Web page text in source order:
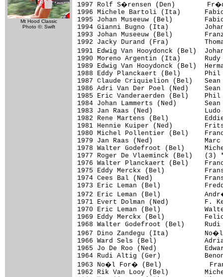
Mt Hood Classic
Photo ©: Swift
1997 Rolf S�rensen (Den)
1996 Michele Bartoli (Ita)
1995 Johan Museeuw (Bel)
1994 Gianni Bugno (Ita)
1993 Johan Museeuw (Bel)
1992 Jacky Durand (Fra)
1991 Edwig Van Hooydonck (Bel)
1990 Moreno Argentin (Ita)
1989 Edwig Van Hooydonck (Bel)
1988 Eddy Planckaert (Bel)
1987 Claude Criquielion (Bel)
1986 Adri Van Der Poel (Ned)
1985 Eric Vanderaerden (Bel)
1984 Johan Lammerts (Ned)
1983 Jan Raas (Ned)
1982 Rene Martens (Bel)
1981 Hennie Kuiper (Ned)
1980 Michel Pollentier (Bel)
1979 Jan Raas (Ned)
1978 Walter Godefroot (Bel)
1977 Roger De Vlaeminck
1976 Walter Planckaert (Bel)
1975 Eddy Merckx (Bel)
1974 Cees Bal (Ned)
1973 Eric Leman (Bel)
1972 Eric Leman (Bel)
1971 Evert Dolman (Ned)         F.
1970 Eric Leman (Bel)
1969 Eddy Merckx (Bel)
1968 Walter Godefroot (Bel)
1967 Dino Zandegu (Ita)
1966 Ward Sels (Bel)
1965 Jo De Roo (Ned)
1964 Rudi Altig (Ger)
1963 No�l For� (Bel)            Frans
1962 Rik Van Looy (Bel)